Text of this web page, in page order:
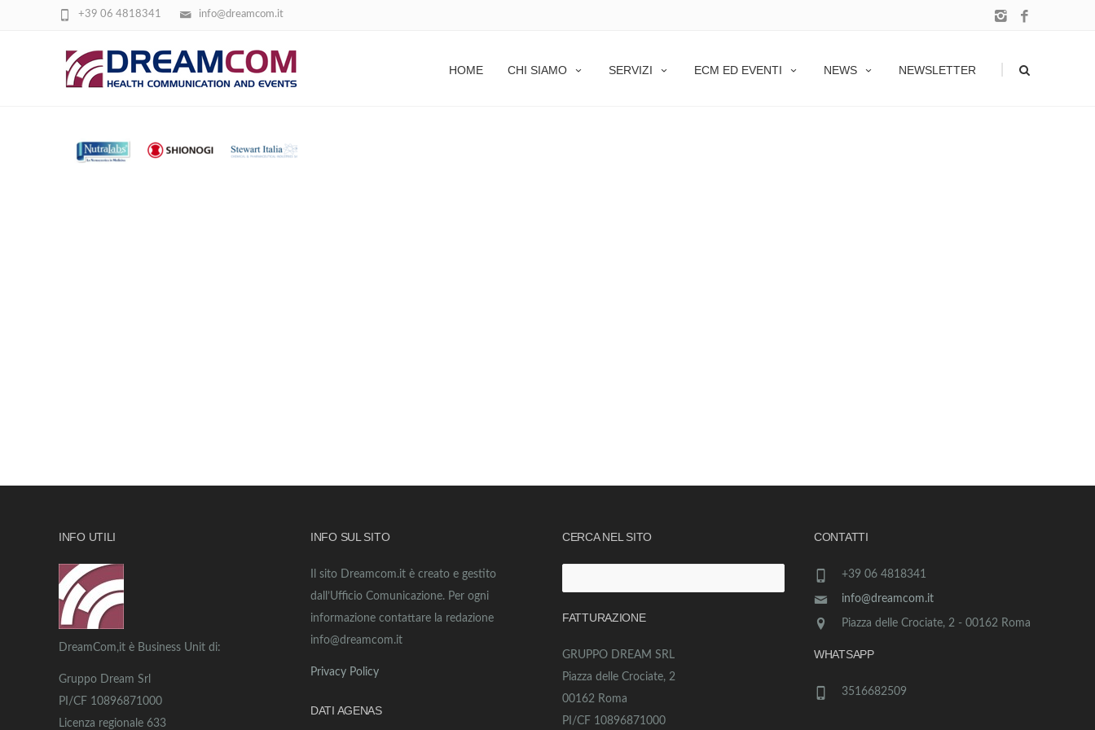
info@dreamcom.it
+39 06 4818341
HOME CHI SIAMO SERVIZI ECM ED EVENTI NEWS NEWSLETTER
SCREENSHOT 2026-03-24 101237
INFO UTILI
DreamCom,it è Business Unit di:
Gruppo Dream Srl
PI/CF 10896871000
Licenza regionale 633
INFO SUL SITO
Il sito Dreamcom.it è creato e gestito
dall’Ufficio Comunicazione. Per ogni
informazione contattare la redazione
info@dreamcom.it
Privacy Policy
DATI AGENAS
CERCA NEL SITO
per:
FATTURAZIONE
GRUPPO DREAM SRL
Piazza delle Crociate, 2
00162 Roma
PI/CF 10896871000
CONTATTI
+39 06 4818341
info@dreamcom.it
Piazza delle Crociate, 2 - 00162 Roma
WHATSAPP
3516682509